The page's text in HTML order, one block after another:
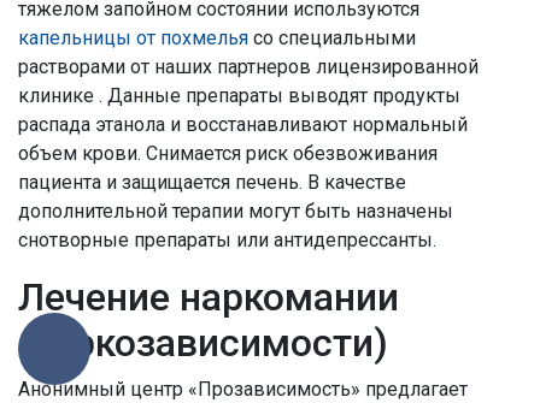
тяжелом запойном состоянии используются
капельницы от похмелья со специальными
растворами от наших партнеров лицензированной
клинике . Данные препараты выводят продукты
распада этанола и восстанавливают нормальный
объем крови. Снимается риск обезвоживания
пациента и защищается печень. В качестве
дополнительной терапии могут быть назначены
снотворные препараты или антидепрессанты.
Лечение наркомании
(наркозависимости)
Анонимный центр «Прозависимость» предлагает